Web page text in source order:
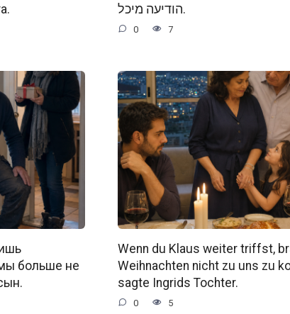
הודיעה מיכל.
0 7
больше не
Wenn du Klaus weiter triffst,
Weihnachten nicht zu uns zu
sagte Ingrids Tochter.
0 5